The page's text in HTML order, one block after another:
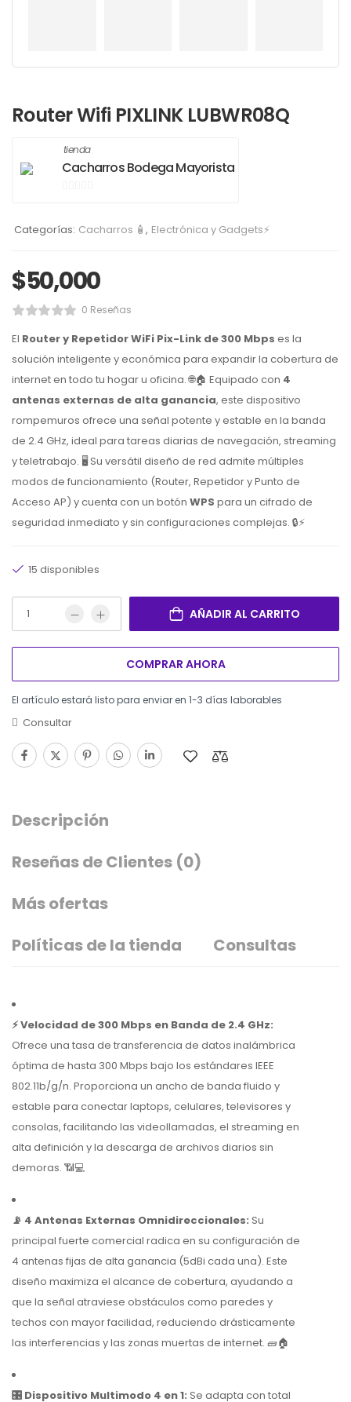
Router Wifi PIXLINK LUBWR08Q
tienda
Cacharros Bodega Mayorista
5
Categorías: Cacharros 🧴 , Electrónica y Gadgets⚡
$50,000
0 Reseñas
El Router y Repetidor WiFi Pix-Link de 300 Mbps es la
solución inteligente y económica para expandir la cobertura de
internet en todo tu hogar u oficina. 🌐🏠 Equipado con 4
antenas externas de alta ganancia, este dispositivo
rompemuros ofrece una señal potente y estable en la banda
de 2.4 GHz, ideal para tareas diarias de navegación, streaming
y teletrabajo. 🖥️ Su versátil diseño de red admite múltiples
modos de funcionamiento (Router, Repetidor y Punto de
Acceso AP) y cuenta con un botón WPS para un cifrado de
seguridad inmediato y sin configuraciones complejas. 🔒⚡
15 disponibles
AÑADIR AL CARRITO
COMPRAR AHORA
El artículo estará listo para enviar en 1-3 días laborables
Consultar
Descripción
Reseñas de Clientes (0)
Más ofertas
Políticas de la tienda
Consultas
⚡ Velocidad de 300 Mbps en Banda de 2.4 GHz:
Ofrece una tasa de transferencia de datos inalámbrica
óptima de hasta 300 Mbps bajo los estándares IEEE
802.11b/g/n. Proporciona un ancho de banda fluido y
estable para conectar laptops, celulares, televisores y
consolas, facilitando las videollamadas, el streaming en
alta definición y la descarga de archivos diarios sin
demoras. 📶💻
📡 4 Antenas Externas Omnidireccionales: Su
principal fuerte comercial radica en su configuración de
4 antenas fijas de alta ganancia (5dBi cada una). Este
diseño maximiza el alcance de cobertura, ayudando a
que la señal atraviese obstáculos como paredes y
techos con mayor facilidad, reduciendo drásticamente
las interferencias y las zonas muertas de internet. 🧱🏠
🎛️ Dispositivo Multimodo 4 en 1: Se adapta con total